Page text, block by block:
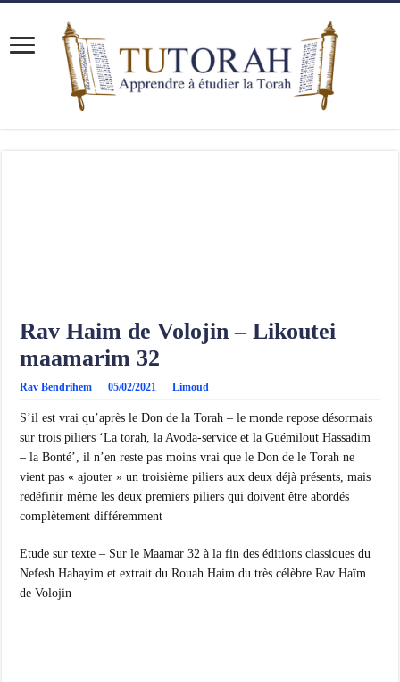
Rav Haim de Volojin – Likoutei
maamarim 32
Rav Bendrihem 05/02/2021 Limoud
S’il est vrai qu’après le Don de la Torah – le monde repose désormais
sur trois piliers ‘La torah, la Avoda-service et la Guémilout Hassadim
– la Bonté’, il n’en reste pas moins vrai que le Don de le Torah ne
vient pas « ajouter » un troisième piliers aux deux déjà présents, mais
redéfinir même les deux premiers piliers qui doivent être abordés
complètement différemment
Etude sur texte – Sur le Maamar 32 à la fin des éditions classiques du
Nefesh Hahayim et extrait du Rouah Haim du très célèbre Rav Haïm
de Volojin